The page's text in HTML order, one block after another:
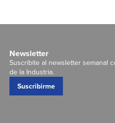
Newsletter
Suscribite al newsletter semanal
de la Industria.
Suscribirme